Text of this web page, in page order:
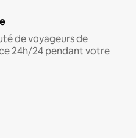
de voyageurs de
24h/24 pendant votre